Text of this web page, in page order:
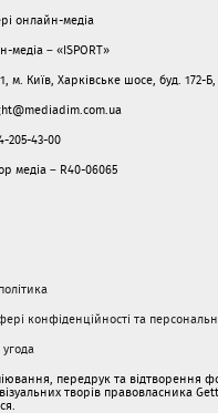
онлайн-медіа
медіа – «ISPORT»
м. Київ, Харківське шосе, буд. 172-
205-43-00
медіа – R40-06065
конфіденційності та
передрук та відтворення
творів правовласника